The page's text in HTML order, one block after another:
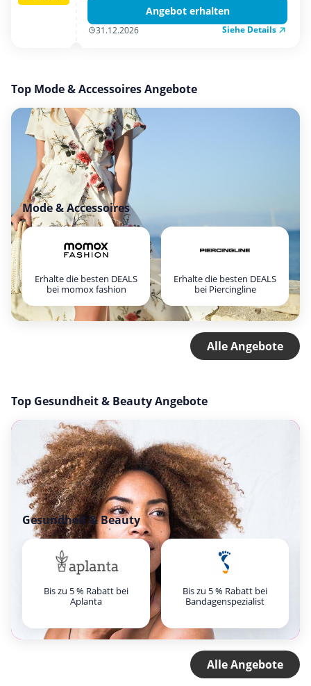
Angebot erhalten
31.12.2026 Siehe Details
Top Mode & Accessoires Angebote
Mode & Accessoires
Erhalte die besten DEALS
bei momox fashion
Erhalte die besten DEALS
bei Piercingline
Alle Angebote
Top Gesundheit & Beauty Angebote
Gesundheit & Beauty
Bis zu 5 % Rabatt bei
Aplanta
Bis zu 5 % Rabatt bei
Bandagenspezialist
Alle Angebote